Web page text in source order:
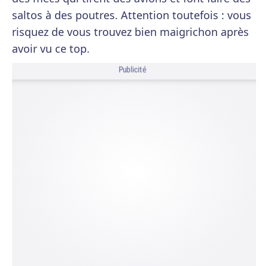
saltos à des poutres. Attention toutefois : vous
risquez de vous trouvez bien maigrichon après
avoir vu ce top.
Publicité